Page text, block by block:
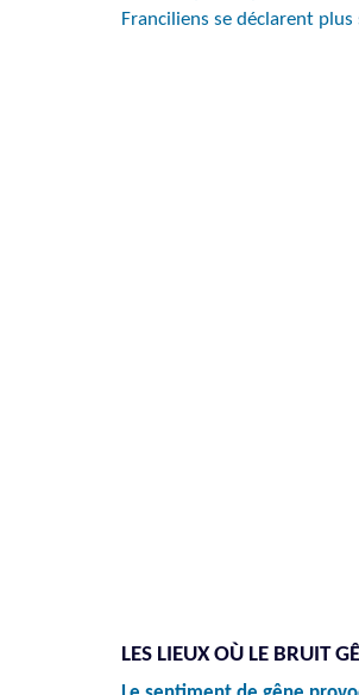
Franciliens se déclarent
LES LIEUX OÙ LE BRUIT